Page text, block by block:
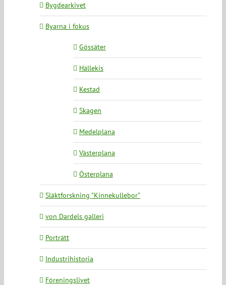
Bygdearkivet
Byarna i fokus
Gössäter
Hällekis
Kestad
Skagen
Medelplana
Västerplana
Österplana
Släktforskning ”Kinnekullebor”
von Dardels galleri
Porträtt
Industrihistoria
Föreningslivet